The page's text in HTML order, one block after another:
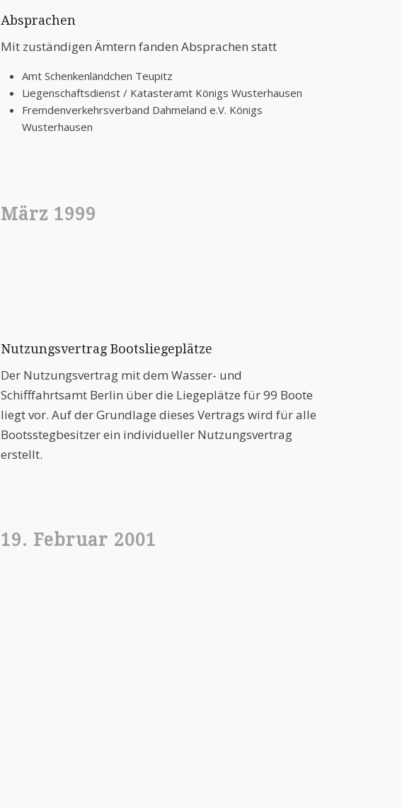
Absprachen
Mit zuständigen Ämtern fanden Absprachen statt
Amt Schenkenländchen Teupitz
Liegenschaftsdienst / Katasteramt Königs Wusterhausen
Fremdenverkehrsverband Dahmeland e.V. Königs
Wusterhausen
März 1999
Nutzungsvertrag Bootsliegeplätze
Der Nutzungsvertrag mit dem Wasser- und
Schifffahrtsamt Berlin über die Liegeplätze für 99 Boote
liegt vor. Auf der Grundlage dieses Vertrags wird für alle
Bootsstegbesitzer ein individueller Nutzungsvertrag
erstellt.
19. Februar 2001